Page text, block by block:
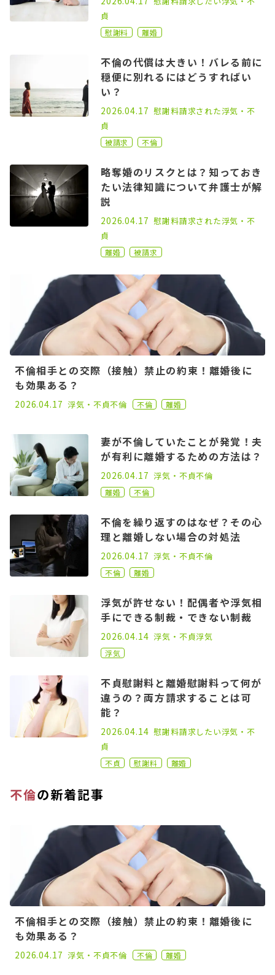
貞
慰謝料 離婚
不倫の代償は大きい！バレる前に
穏便に別れるにはどうすればい
い？
2023.02.15
2026.04.17 慰謝料請求された浮気・不
貞
被請求 不倫
略奪婚のリスクとは？知っておき
たい法律知識について弁護士が解
説
2021.01.25
2026.04.17 慰謝料請求された浮気・不
貞
離婚 被請求
不倫相手との交際（接触）禁止の約束！離婚後に
も効果ある？
2021.06.02
2026.04.17 浮気・不貞不倫 不倫 離婚
妻が不倫していたことが発覚！夫
が有利に離婚するための方法は？
2021.06.02
2026.04.17 浮気・不貞不倫
離婚 不倫
不倫を繰り返すのはなぜ？その心
理と離婚しない場合の対処法
2021.03.31
2026.04.17 浮気・不貞不倫
不倫 離婚
浮気が許せない！配偶者や浮気相
手にできる制裁・できない制裁
2022.10.19
2026.04.14 浮気・不貞浮気
浮気
不貞慰謝料と離婚慰謝料って何が
違うの？両方請求することは可
能？
2022.08.03
2026.04.14 慰謝料請求したい浮気・不
貞
不貞 慰謝料 離婚
不倫の新着記事
不倫相手との交際（接触）禁止の約束！離婚後に
も効果ある？
2021.06.02
2026.04.17 浮気・不貞不倫 不倫 離婚